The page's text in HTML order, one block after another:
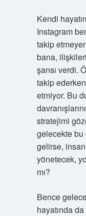
Kendi
Instagram
takip
bana,
şansı verdi.
takip
etmiyor. Bu
stratejimi
gelecekte
gelirse,
yönetecek,
mı?
Bence
hayatında